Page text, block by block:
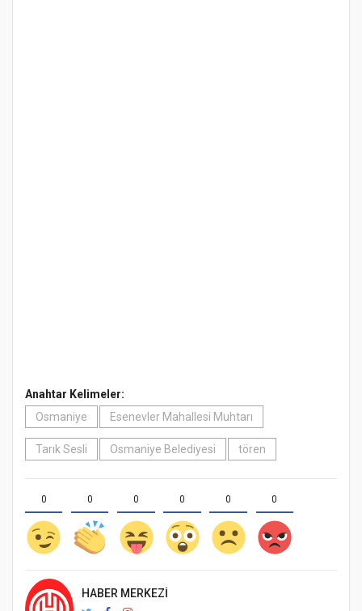
Anahtar Kelimeler:
Osmaniye
Esenevler Mahallesi Muhtarı
Tarık Sesli Osmaniye Belediyesi tören
0 0 0 0 0 0
HABER MERKEZI